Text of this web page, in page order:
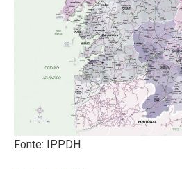
Fonte: IPPDH